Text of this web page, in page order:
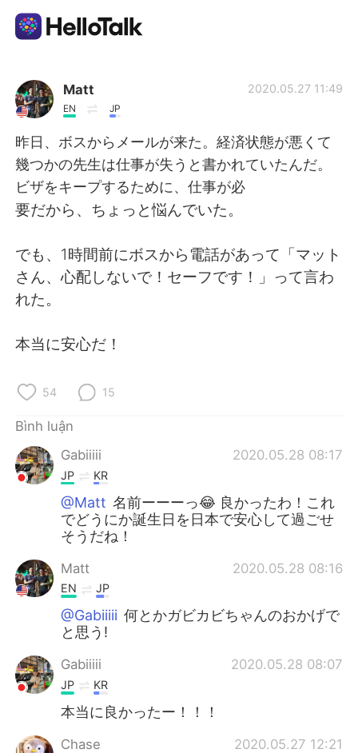
Ứng dụng trao đổi ngôn ngữ
AI Grammar Checker
Tiếng Việt
繁體中文 Español
ไทย
Italiano
Português
Matt
EN JP
2020.05.27 11:49
昨日、ボスからメールが来た。経済状態が悪くて
幾つかの先生は仕事が失うと書かれていたんだ。
ビザをキープするために、仕事が必
要だから、ちょっと悩んでいた。
でも、1時間前にボスから電話があって「マット
さん、心配しないで！セーフです！」って言わ
れた。
本当に安心だ！
54 15
Bình luận
Gabiiiii
2020.05.28 08:17
JP KR
@Matt 名前ーーーっ😂 良かったわ！これ
でどうにか誕生日を日本で安心して過ごせ
そうだね！
Matt 2020.05.28 08:16
EN JP
@Gabiiiii 何とかガビカビちゃんのおかげで
と思う!
Gabiiiii 2020.05.28 08:07
JP KR
本当に良かったー！！！
Chase 2020.05.27 12:21